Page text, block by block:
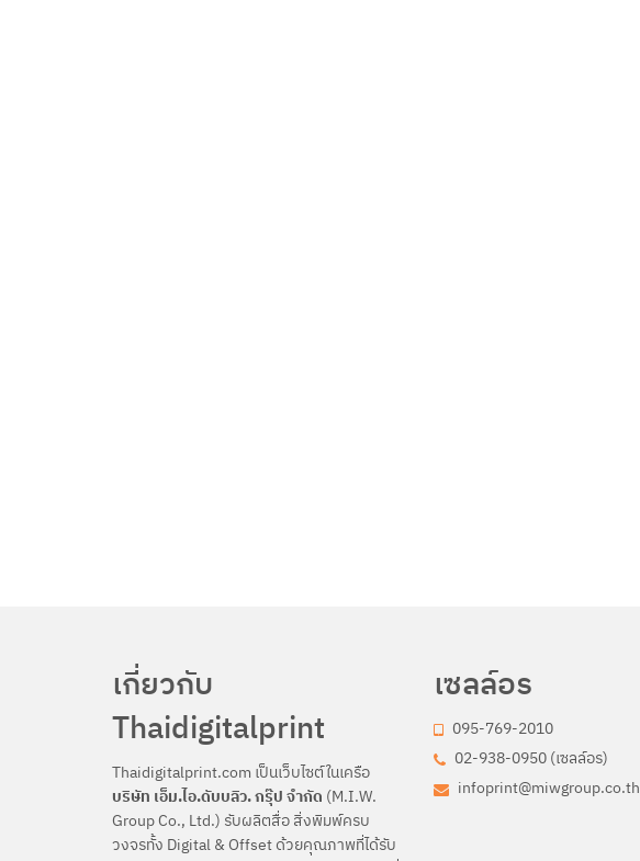
เกี่ยวกับ
Thaidigitalprint
Thaidigitalprint.com เป็นเว็บไซต์ในเครือ
บริษัท เอ็ม.ไอ.ดับบลิว. กรุ๊ป จำกัด (M.I.W.
Group Co., Ltd.) รับผลิตสื่อ สิ่งพิมพ์ครบ
วงจรทั้ง Digital & Offset ด้วยคุณภาพที่ได้รับ
เซลล์อร
095-769-2010
02-938-0950 (เซลล์อร)
infoprint@miwgroup.co.th